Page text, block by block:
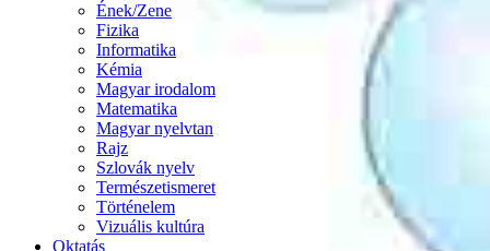
Ének/Zene
Fizika
Informatika
Kémia
Magyar irodalom
Matematika
Magyar nyelvtan
Rajz
Szlovák nyelv
Természetismeret
Történelem
Vizuális kultúra
Oktatás